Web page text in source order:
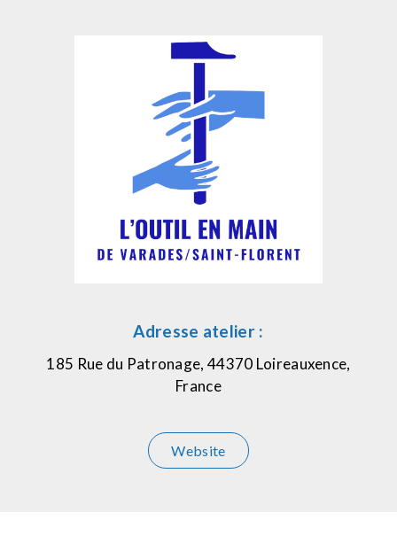
Adresse atelier :
185 Rue du Patronage, 44370 Loireauxence,
France
Website